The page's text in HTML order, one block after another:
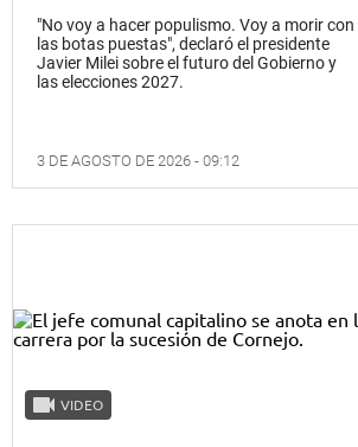
"No voy a hacer populismo. Voy a morir con
las botas puestas", declaró el presidente
Javier Milei sobre el futuro del Gobierno y
las elecciones 2027.
3 DE AGOSTO DE 2026 - 09:12
VIDEO